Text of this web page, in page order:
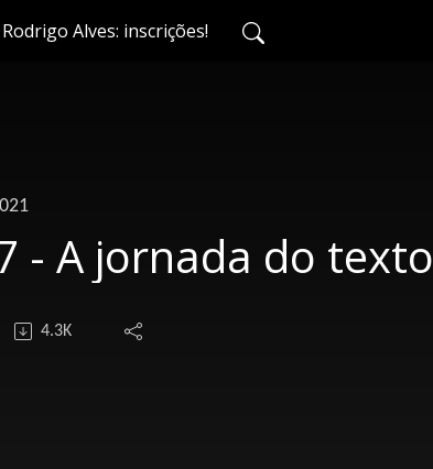
Alves: inscrições!
- A jornada do texto
4.3K